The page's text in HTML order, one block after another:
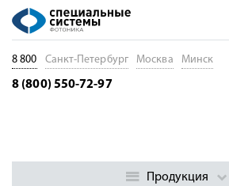
Фотоприемные модули (Si /
8 800 Санкт-Петербург Москва Минск
8 (800) 550-72-97
Продукция